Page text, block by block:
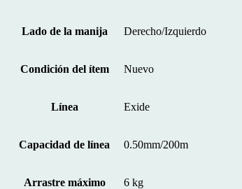
Lado de la manija Derecho/Izquierdo
Condición del ítem Nuevo
Línea Exide
Capacidad de línea 0.50mm/200m
Arrastre máximo 6 kg